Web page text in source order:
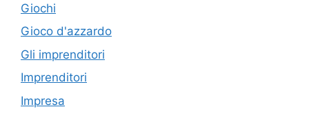
Giochi
Gioco d'azzardo
Gli imprenditori
Imprenditori
Impresa